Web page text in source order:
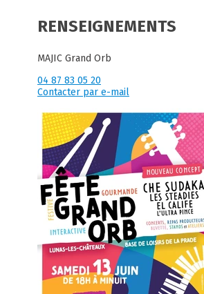
RENSEIGNEMENTS
MAJIC Grand Orb
04 87 83 05 20
Contacter par e-mail